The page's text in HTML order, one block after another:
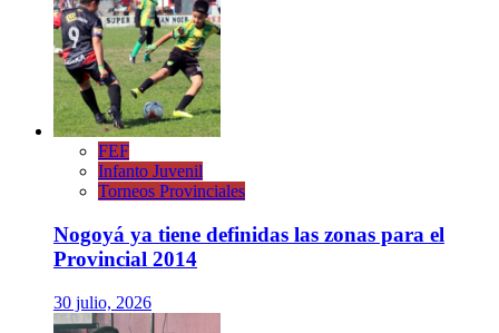
FEF
Infanto Juvenil
Torneos Provinciales
Nogoyá ya tiene definidas las zonas para el
Provincial 2014
30 julio, 2026